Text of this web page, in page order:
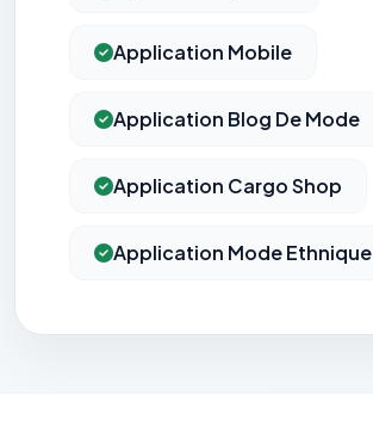
Application Mobile
Application Blog De Mode
Application Cargo Shop
Application Mode Ethnique